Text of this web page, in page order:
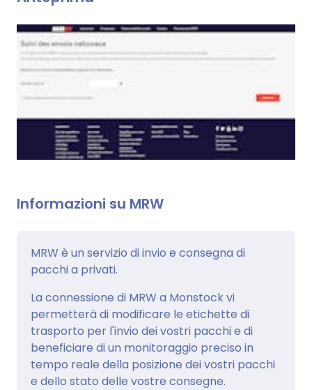
Informazioni su MRW
MRW è un servizio di invio e consegna di
pacchi a privati.
La connessione di MRW a Monstock vi
permetterà di modificare le etichette di
trasporto per l'invio dei vostri pacchi e di
beneficiare di un monitoraggio preciso in
tempo reale della posizione dei vostri pacchi
e dello stato delle vostre consegne.